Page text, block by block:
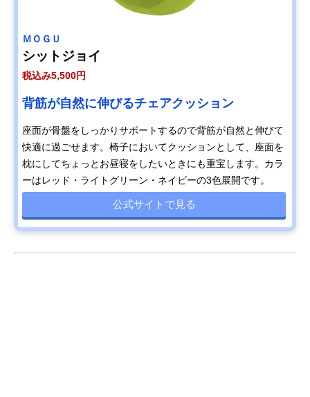
ＭＯＧＵ
シットジョイ
税込み5,500円
背筋が自然に伸びるチェアクッション
座面が骨盤をしっかりサポートするので背筋が自然と伸びて
快適に過ごせます。椅子においてクッションとして、座面を
枕にしてちょっとお昼寝をしたいときにも重宝します。カラ
ーはレッド・ライトグリーン・ネイビーの3色展開です。
公式サイトで見る